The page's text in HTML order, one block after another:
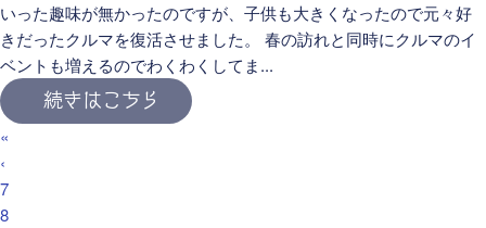
いった趣味が無かったのですが、子供も大きくなったので元々好
きだったクルマを復活させました。 春の訪れと同時にクルマのイ
ベントも増えるのでわくわくしてま...
続きはこちら
«
‹
7
8